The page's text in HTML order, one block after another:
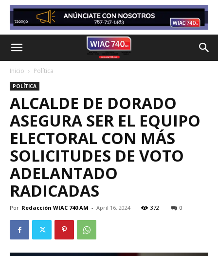
Inicio Política
POLÍTICA
ALCALDE DE DORADO
ASEGURA SER EL EQUIPO
ELECTORAL CON MÁS
SOLICITUDES DE VOTO
ADELANTADO
RADICADAS
Por Redacción WIAC 740 AM - April 16, 2024 372 0